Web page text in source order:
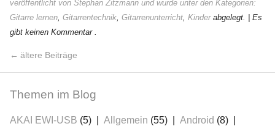
veröffentlicht von Stephan Zitzmann und wurde unter den Kategorien:
Gitarre lernen Gitarrentechnik Gitarrenunterricht Kinderabgelegt.
| Es
gibt keinen Kommentar .
ältere Beiträge
Themen im Blog
AKAI EWI-USB (5) Allgemein (55) Android (8)